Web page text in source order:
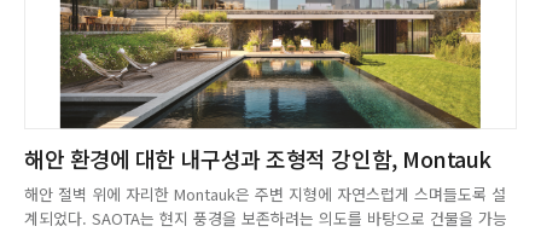
해안 환경에 대한 내구성과 조형적 강인함, Montauk
해안 절벽 위에 자리한 Montauk은 주변 지형에 자연스럽게 스며들도록 설
계되었다. SAOTA는 현지 풍경을 보존하려는 의도를 바탕으로 건물을 가능